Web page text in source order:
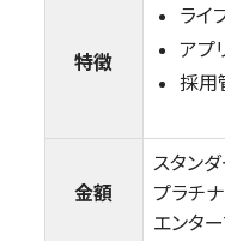
特徴
ライ
アプ
採用
金額
スタン
プラチ
エンタ